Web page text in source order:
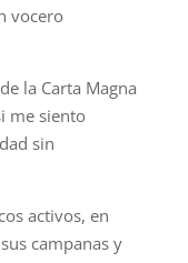
vocero
la Carta Magna
me siento
sin
activos, en
campanas y